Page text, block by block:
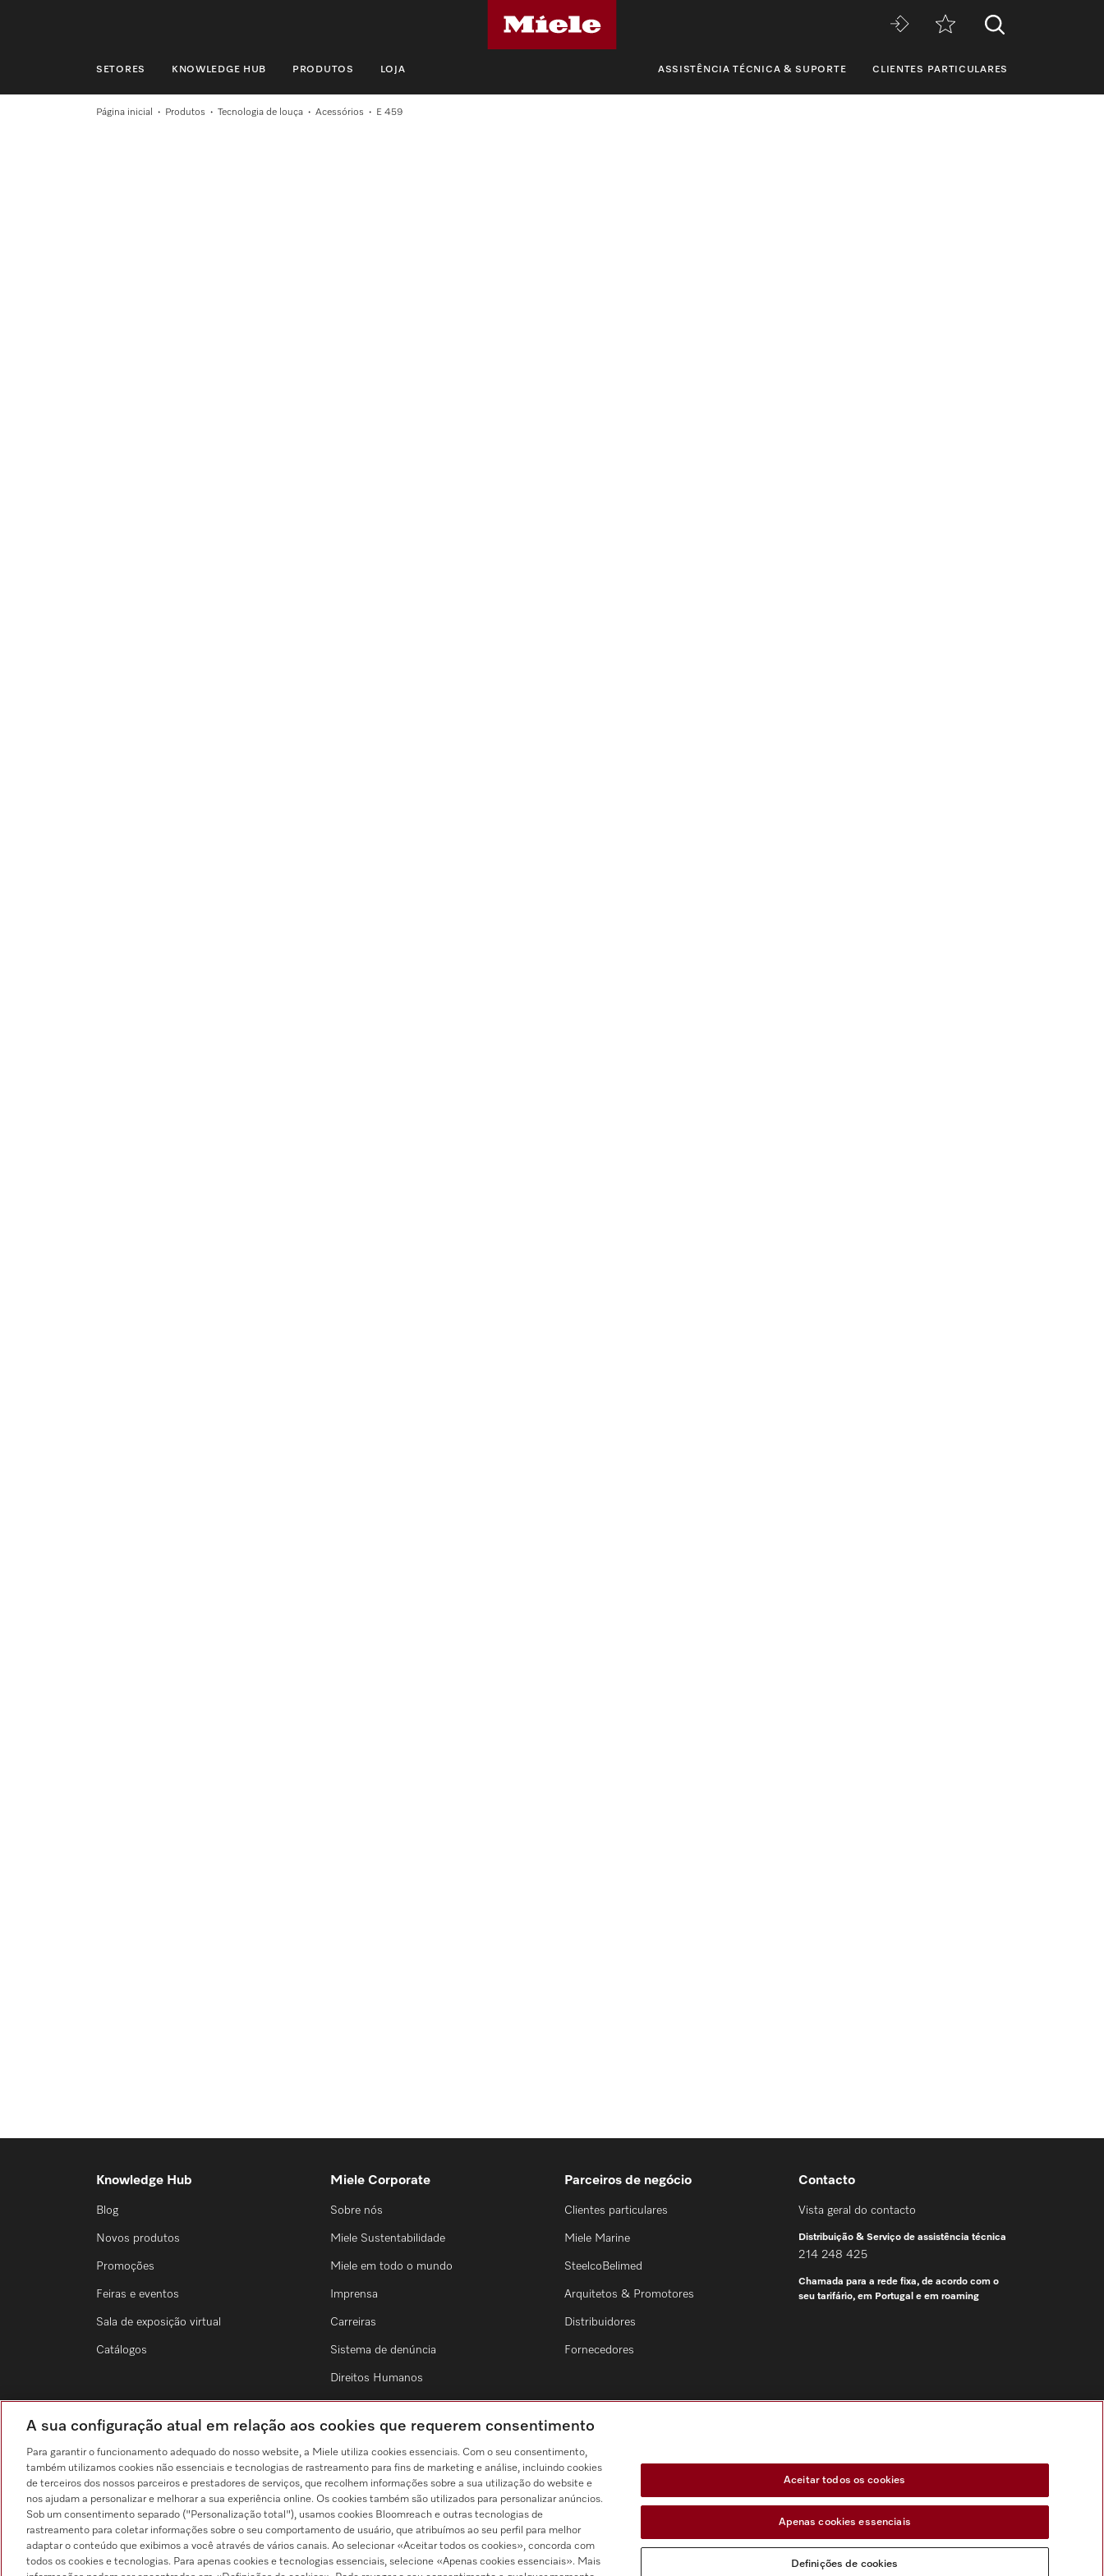
SETORES KNOWLEDGE HUB PRODUTOS LOJA ASSISTÊNCIA TÉCNICA & SUPORTE CLIENTES PARTICULARES
SETORES
Página inicial Produtos Tecnologia de louça Acessórios E 459
Knowledge Hub
Blog
Novos produtos
Promoções
Feiras e eventos
Sala de exposição virtual
Catálogos
Miele Corporate
Sobre nós
Miele Sustentabilidade
Miele em todo o mundo
Imprensa
Carreiras
Sistema de denúncia
Direitos Humanos
Parceiros de negócio
Clientes particulares
Miele Marine
SteelcoBelimed
Arquitetos & Promotores
Distribuidores
Fornecedores
Contacto
Vista geral do contacto
Distribuição & Serviço de assistência técnica
214 248 425
Chamada para a rede fixa, de acordo com o
seu tarifário, em Portugal e em roaming
Pesquisa de distribuidores Siga a Miele Professional
A sua configuração atual em relação aos cookies que requerem consentimento
Para garantir o funcionamento adequado do nosso website, a Miele utiliza cookies essenciais. Com o seu consentimento,
também utilizamos cookies não essenciais e tecnologias de rastreamento para fins de marketing e análise, incluindo cookies
de terceiros dos nossos parceiros e prestadores de serviços, que recolhem informações sobre a sua utilização do website e
nos ajudam a personalizar e melhorar a sua experiência online. Os cookies também são utilizados para personalizar anúncios.
Sob um consentimento separado ("Personalização total"), usamos cookies Bloomreach e outras tecnologias de
rastreamento para coletar informações sobre o seu comportamento de usuário, que atribuímos ao seu perfil para melhor
adaptar o conteúdo que exibimos a você através de vários canais. Ao selecionar «Aceitar todos os cookies», concorda com
todos os cookies e tecnologias. Para apenas cookies e tecnologias essenciais, selecione «Apenas cookies essenciais». Mais
Aceitar todos os cookies
Apenas cookies essenciais
Definições de cookies